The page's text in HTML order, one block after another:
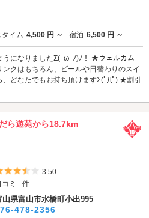
イム 4,500 円 ～ 宿泊 6,500 円 ～
になりましたΣ(･ω･ﾉ)ﾉ！ ★ウェルカム
クはもちろん、ビールや日替わりのスイ
どなたでもお持ち頂けますΣ(ﾟДﾟ) ★割引
ら遊苑から18.7km
5つ星のうち3.5
3.50
コミ - 件
山県富山市水橋町小出995
478-2356